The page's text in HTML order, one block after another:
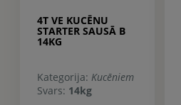
4T VE KUCĒNU
STARTER SAUSĀ B
14KG
Kategorija: Kucēniem
Svars: 14kg